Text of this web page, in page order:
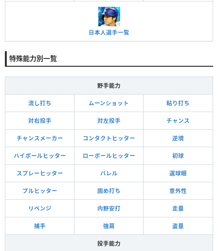
日本人選手一覧
特殊能力別一覧
野手能力
流し打ち ムーンショット 粘り打ち
対右投手 対左投手 チャンス
チャンスメーカー コンタクトヒッター 逆境
ハイボールヒッター ローボールヒッター 初球
スプレーヒッター バレル 選球眼
プルヒッター 固め打ち 意外性
リベンジ 内野安打 走塁
捕手 強肩 盗塁
投手能力